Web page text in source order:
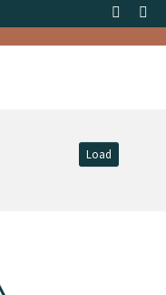
Load